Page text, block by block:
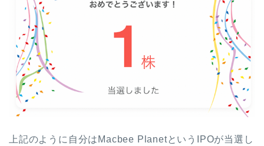
上記のように自分はMacbee PlanetというIPOが当選し